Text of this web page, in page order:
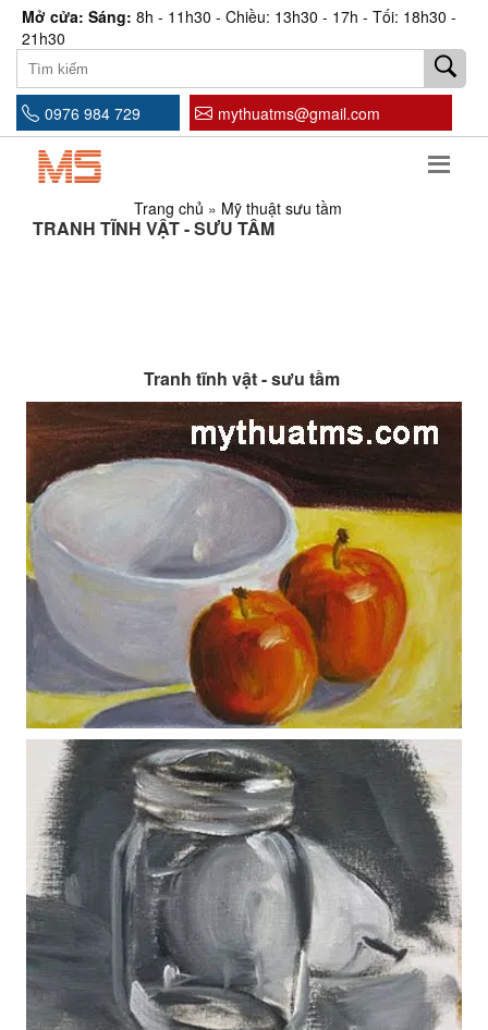
Mở cửa: Sáng: 8h - 11h30 - Chiều: 13h30 - 17h - Tối: 18h30 -
21h30
0976 984 729 mythuatms@gmail.com
Trang chủ » Mỹ thuật sưu tầm
TRANH TĨNH VẬT - SƯU TẦM
Tranh tĩnh vật - sưu tầm